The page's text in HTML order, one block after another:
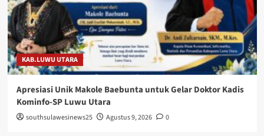
KAB.LUWU UTARA
Apresiasi Unik Makole Baebunta untuk Gelar Doktor Kadis
Kominfo-SP Luwu Utara
southsulawesinews25 Agustus 9, 2026 0